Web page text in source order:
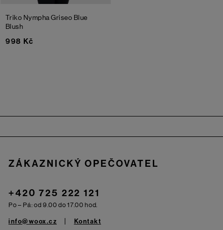
Triko Nympha Griseo Blue
Blush
998 Kč
ZÁKAZNICKÝ OPEČOVATEL
+420 725 222 121
Po – Pá: od 9.00 do 17.00 hod.
info@woox.cz Kontakt